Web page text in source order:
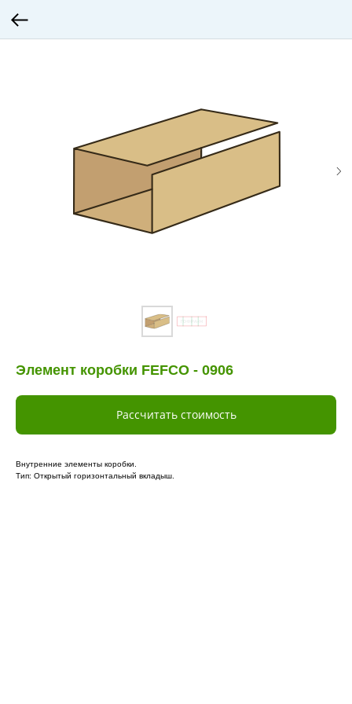
Элемент коробки FEFCO - 0906
Рассчитать стоимость
Внутренние элементы коробки.
Тип: Открытый горизонтальный вкладыш.